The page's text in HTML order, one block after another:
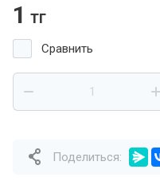
1 тг
Сравнить
Поделиться: